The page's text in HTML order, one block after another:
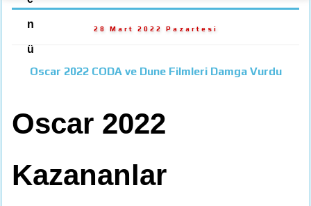
n
ü
28 Mart 2022 Pazartesi
Oscar 2022 CODA ve Dune Filmleri Damga Vurdu
Oscar 2022
Kazananlar